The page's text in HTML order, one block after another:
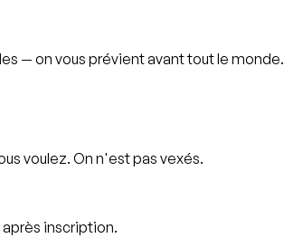
— on vous prévient avant tout le monde.
voulez. On n'est pas vexés.
inscription.